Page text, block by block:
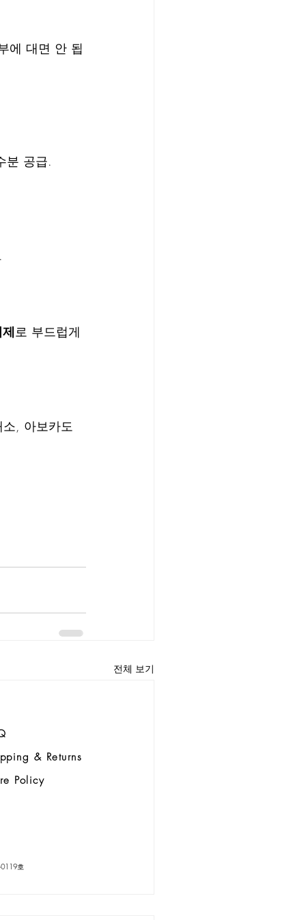
에 대면 안 됩
분 공급.
로 부드럽게
, 아보카도
전체 보기
& Returns
Policy
호